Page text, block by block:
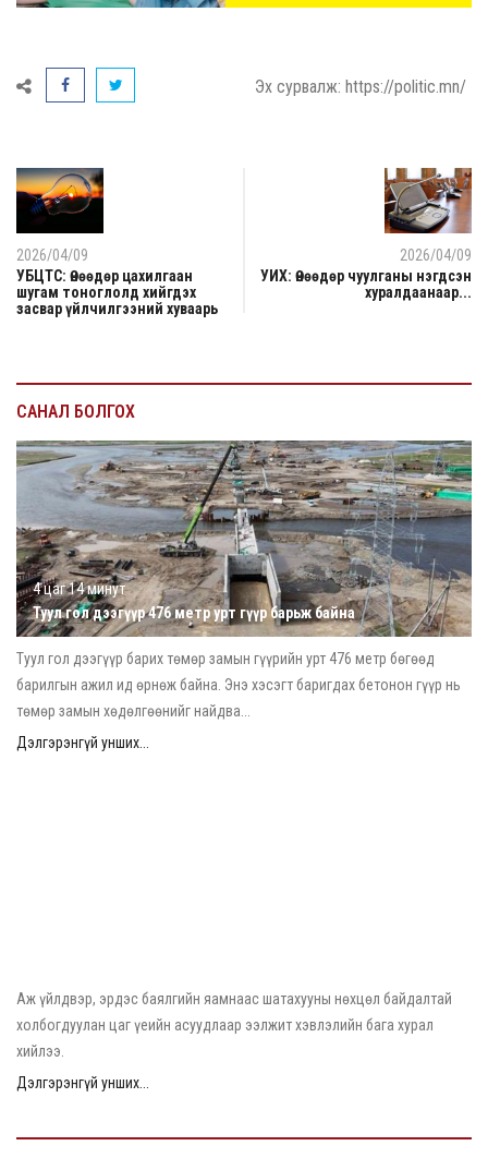
Эх сурвалж: https://politic.mn/
2026/04/09
УБЦТС: Өнөөдөр цахилгаан
шугам тоноглолд хийгдэх
засвар үйлчилгээний хуваарь
2026/04/09
УИХ: Өнөөдөр чуулганы нэгдсэн
хуралдаанаар...
САНАЛ БОЛГОХ
4 цаг 14 минут
Туул гол дээгүүр 476 метр урт гүүр барьж байна
Туул гол дээгүүр барих төмөр замын гүүрийн урт 476 метр бөгөөд
барилгын ажил ид өрнөж байна. Энэ хэсэгт баригдах бетонон гүүр нь
төмөр замын хөдөлгөөнийг найдва...
Дэлгэрэнгүй унших...
Аж үйлдвэр, эрдэс баялгийн яамнаас шатахууны нөхцөл байдалтай
холбогдуулан цаг үеийн асуудлаар ээлжит хэвлэлийн бага хурал
хийлээ.
Дэлгэрэнгүй унших...